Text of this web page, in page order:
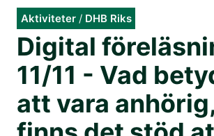
Aktiviteter/ DHB Riks
Digital
11/11 - Vad
att vara